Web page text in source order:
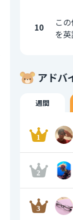
10
こ
を
アドバ
週間